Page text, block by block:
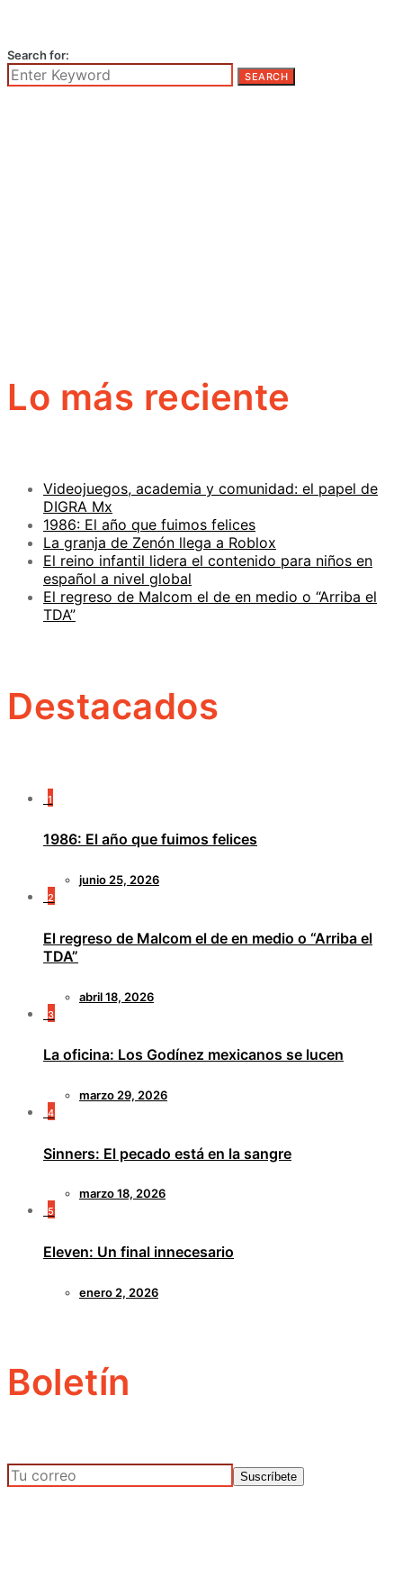
Search for:
SEARCH
Lo más reciente
Videojuegos, academia y comunidad: el papel de
DIGRA Mx
1986: El año que fuimos felices
La granja de Zenón llega a Roblox
El reino infantil lidera el contenido para niños en
español a nivel global
El regreso de Malcom el de en medio o “Arriba el
TDA”
Destacados
1
1986: El año que fuimos felices
junio 25, 2026
2
El regreso de Malcom el de en medio o “Arriba el
TDA”
abril 18, 2026
3
La oficina: Los Godínez mexicanos se lucen
marzo 29, 2026
4
Sinners: El pecado está en la sangre
marzo 18, 2026
5
Eleven: Un final innecesario
enero 2, 2026
Boletín